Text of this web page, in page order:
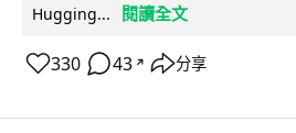
Hugging...
閱讀全文
330 43 ↗ 分享